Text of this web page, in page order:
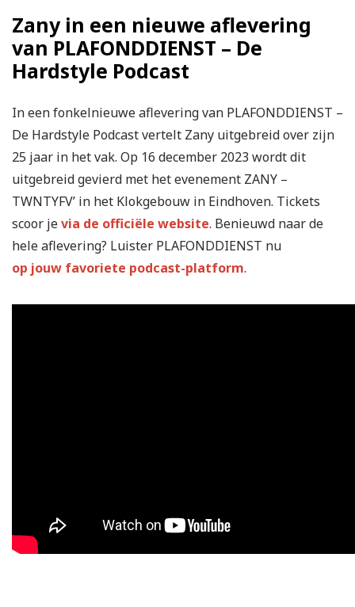
Zany in een nieuwe aflevering
van PLAFONDDIENST – De
Hardstyle Podcast
In een fonkelnieuwe aflevering van PLAFONDDIENST –
De Hardstyle Podcast vertelt Zany uitgebreid over zijn
25 jaar in het vak. Op 16 december 2023 wordt dit
uitgebreid gevierd met het evenement ZANY –
TWNTYFV’ in het Klokgebouw in Eindhoven. Tickets
scoor jevia de officiële website. Benieuwd naar de
hele aflevering? Luister PLAFONDDIENST nu
op jouw favoriete podcast-platform.